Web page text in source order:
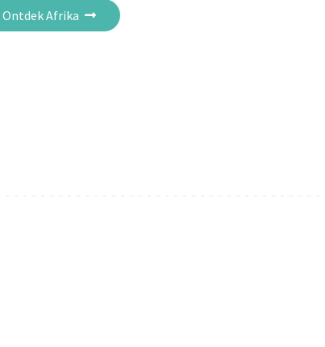
Ontdek Afrika
- - - - - - - - - - - - - - - - - - - - - - - - - - - - - - - - - -